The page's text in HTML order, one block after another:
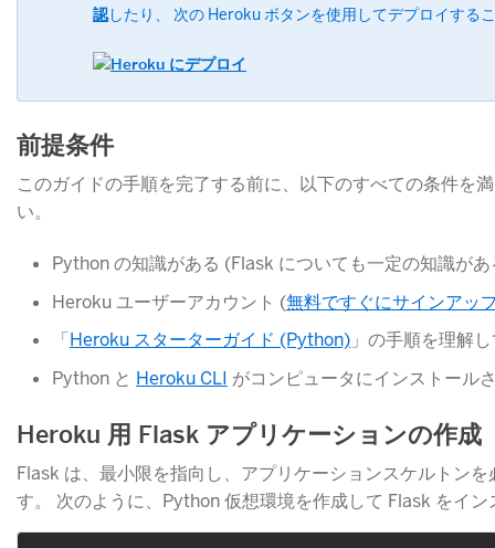
認したり、 次の Heroku ボタンを使用してデプロイする
前提条件
このガイドの手順を完了する前に、以下のすべての条件を
い。
Python の知識がある (Flask についても一定の知識が
Heroku ユーザーアカウント (無料ですぐにサインアッ
「Heroku スターターガイド (Python) 」の手順を理解
Python と Heroku CLI がコンピュータにインストール
Heroku 用 Flask アプリケーションの作成
Flask は、最小限を指向し、アプリケーションスケルトン
す。 次のように、Python 仮想環境を作成して Flask をイ